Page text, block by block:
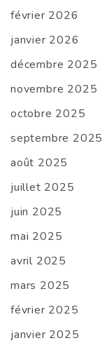
février 2026
janvier 2026
décembre 2025
novembre 2025
octobre 2025
septembre 2025
août 2025
juillet 2025
juin 2025
mai 2025
avril 2025
mars 2025
février 2025
janvier 2025